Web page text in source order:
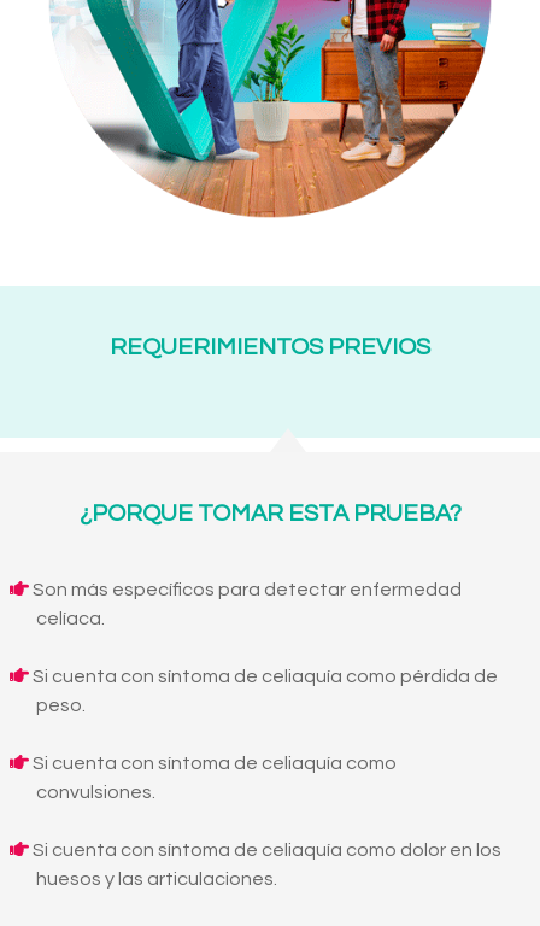
REQUERIMIENTOS PREVIOS
¿PORQUE TOMAR ESTA PRUEBA?
Son más específicos para detectar enfermedad
celíaca.
Si cuenta con síntoma de celiaquía como pérdida de
peso.
Si cuenta con síntoma de celiaquía como
convulsiones.
Si cuenta con síntoma de celiaquía como dolor en los
huesos y las articulaciones.